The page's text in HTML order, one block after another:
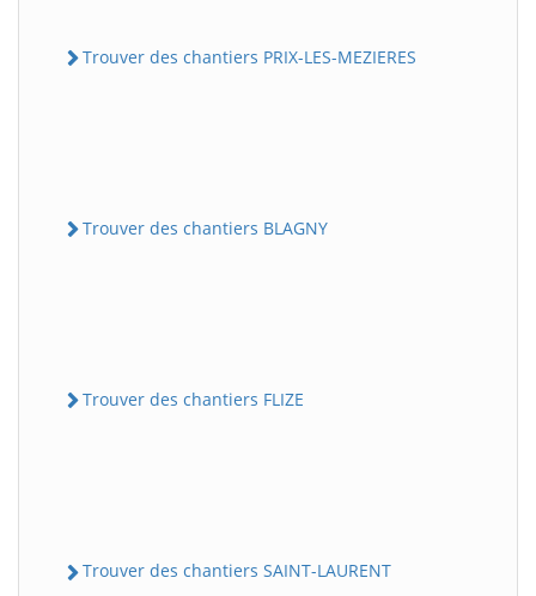
Trouver des chantiers PRIX-LES-MEZIERES
Trouver des chantiers BLAGNY
Trouver des chantiers FLIZE
Trouver des chantiers SAINT-LAURENT